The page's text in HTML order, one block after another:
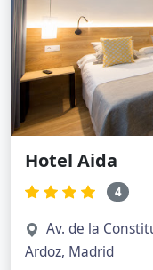
Hotel Aida
4
Av. de la
Ardoz, Madrid